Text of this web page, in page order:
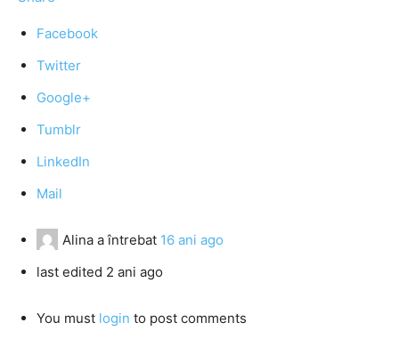
Facebook
Twitter
Google+
Tumblr
LinkedIn
Mail
Alina a întrebat 16 ani ago
last edited 2 ani ago
You must login to post comments